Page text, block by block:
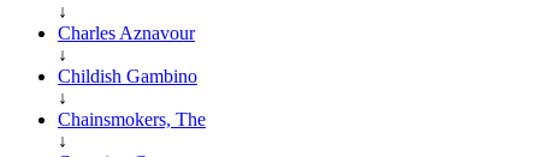
↓
Charles Aznavour
↓
Childish Gambino
↓
Chainsmokers, The
↓